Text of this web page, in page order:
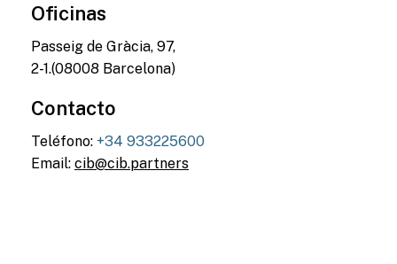
Oficinas
Passeig de Gràcia, 97,
2-1.(08008 Barcelona)
Contacto
Teléfono: +34 933225600
Email: cib@cib.partners